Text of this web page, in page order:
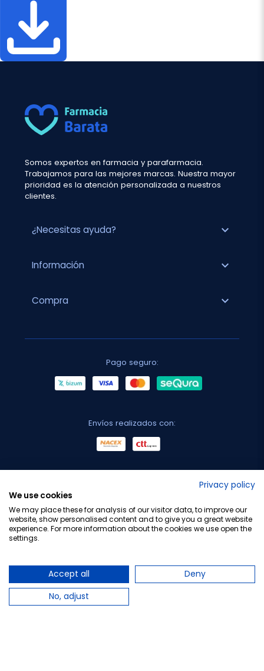
Somos expertos en farmacia y parafarmacia.
Trabajamos para las mejores marcas. Nuestra mayor
prioridad es la atención personalizada a nuestros
clientes.
¿Necesitas ayuda? expand_more
Información expand_more
Compra expand_more
Pago seguro:
Envíos realizados con:
Privacy policy
We use cookies
We may place these for analysis of our visitor data, to improve our
website, show personalised content and to give you a great website
experience. For more information about the cookies we use open the
settings.
Accept all
Deny
No, adjust